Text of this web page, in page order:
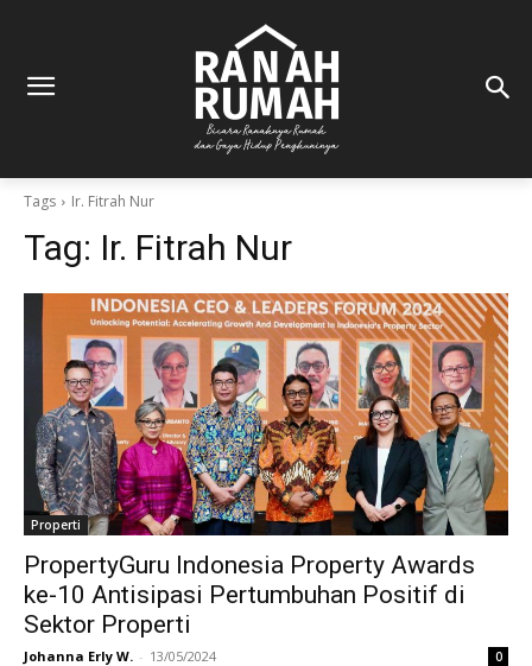
Tags Ir. Fitrah Nur
Tag: Ir. Fitrah Nur
Properti
PropertyGuru Indonesia Property Awards
ke-10 Antisipasi Pertumbuhan Positif di
Sektor Properti
Johanna Erly W. - 13/05/2024 0